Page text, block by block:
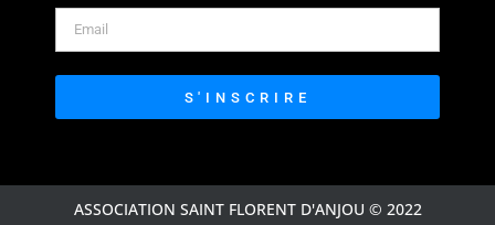
S'INSCRIRE
ASSOCIATION SAINT FLORENT D'ANJOU © 2022